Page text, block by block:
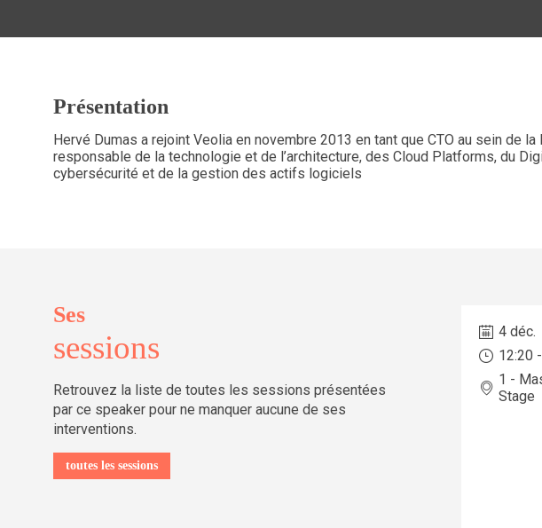
Présentation
Hervé Dumas a rejoint Veolia en novembre 2013 en tant que CTO au sein de
responsable de la technologie et de l’architecture, des Cloud Platforms, du
cybersécurité et de la gestion des actifs logiciels
Ses
sessions
Retrouvez la liste de toutes les sessions présentées
par ce speaker pour ne manquer aucune de ses
interventions.
toutes les sessions
4 déc.
12:20 -
1 -
Stage